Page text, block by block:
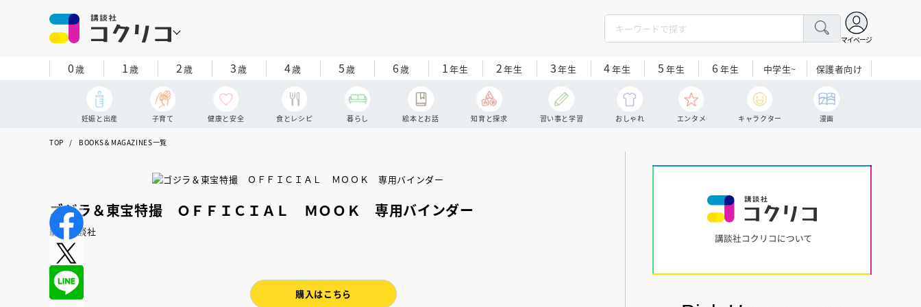
マイページ
0歳 1歳 2歳 3歳 4歳 5歳 6歳 1年生 2年生 3年生 4年生 5 年生 6年生 中学生~ 保護者向け
妊娠と出産 子育て 健康と安全 食とレシピ 暮らし 絵本とお話 知育と探求 習い事と学習 おしゃれ エンタメ キャラクター 漫画
TOP BOOKS＆MAGAZINES一覧
ゴジラ＆東宝特撮 ＯＦＦＩＣＩＡＬ ＭＯＯＫ 専用バインダー
編：講談社
購入はこちら